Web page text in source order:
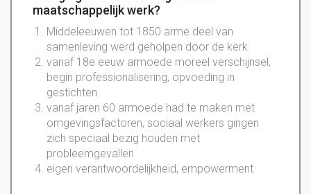
maatschappelijk werk?
Middeleeuwen tot 1850 arme deel van
samenleving werd geholpen door de kerk
vanaf 18e eeuw armoede moreel verschijnsel,
begin professionalisering, opvoeding in
gestichten
vanaf jaren 60 armoede had te maken met
omgevingsfactoren, sociaal werkers gingen
zich speciaal bezig houden met
probleemgevallen
eigen verantwoordelijkheid, empowerment